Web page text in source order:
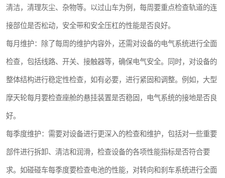
清洁，清理灰尘、杂物等。以过山车为例，每周要重点检查轨道的连
接部位是否松动，安全带和安全压杠的性能是否良好。
每月维护：除了每周的维护内容外，还需对设备的电气系统进行全面
检查，包括线路、开关、接触器等，确保电气安全。同时，对设备的
整体结构进行稳定性检查，如有必要，进行紧固和调整。例如，大型
摩天轮每月要检查座舱的悬挂装置是否稳固，电气系统的接地是否良
好。
每季度维护：需要对设备进行更深入的检查和维护，包括对一些重要
部件进行拆卸、清洁和润滑，检查设备的各项性能指标是否符合要
求。如碰碰车每季度要检查电池的性能，对转向和刹车系统进行全面